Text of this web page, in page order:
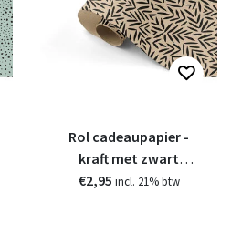
Rol cadeaupapier -
kraft met zwart
patroon
€2,95 incl. 21% btw